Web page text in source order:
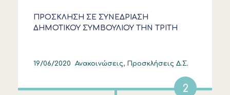
ΠΡΟΣΚΛΗΣΗ ΣΕ ΣΥΝΕΔΡΙΑΣΗ
ΔΗΜΟΤΙΚΟΥ ΣΥΜΒΟΥΛΙΟΥ ΤΗΝ ΤΡΙΤΗ
19/06/2020 Ανακοινώσεις, Προσκλήσεις Δ.Σ.
2